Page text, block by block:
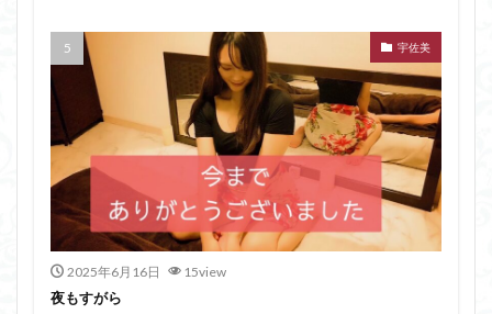
宇佐美
2025年6月16日 15view
夜もすがら